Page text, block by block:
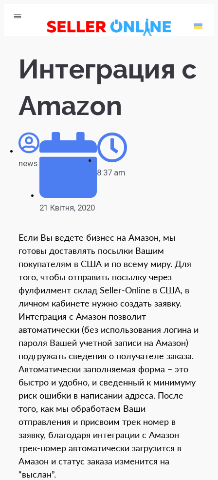
Интеграция с
Amazon
news
21 Квітня, 2020
8:37 am
Если Вы ведете бизнес на Амазон, мы
готовы доставлять посылки Вашим
покупателям в США и по всему миру. Для
того, чтобы отправить посылку через
фулфилмент склад Seller-Online в США, в
личном кабинете нужно создать заявку.
Интеграция с Амазон позволит
автоматически (без использования логина и
пароля Вашей учетной записи на Амазон)
подгружать сведения о получателе заказа.
Автоматически заполняемая форма – это
быстро и удобно, и сведенный к минимуму
риск ошибки в написании адреса. После
того, как мы обработаем Ваши
отправления и присвоим трек номер в
заявку, благодаря интеграции с Амазон
трек-номер автоматически загрузится в
Амазон и статус заказа изменится на
“выслан”.